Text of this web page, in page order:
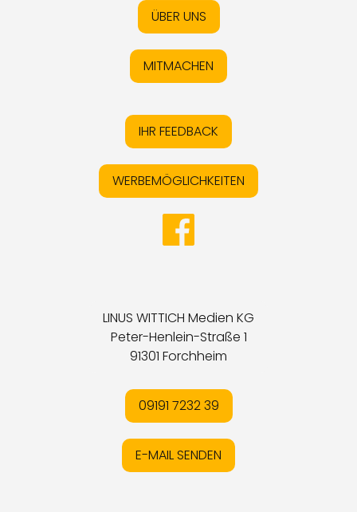
ÜBER UNS
MITMACHEN
IHR FEEDBACK
WERBEMÖGLICHKEITEN
LINUS WITTICH Medien KG
Peter-Henlein-Straße 1
91301 Forchheim
09191 7232 39
E-MAIL SENDEN